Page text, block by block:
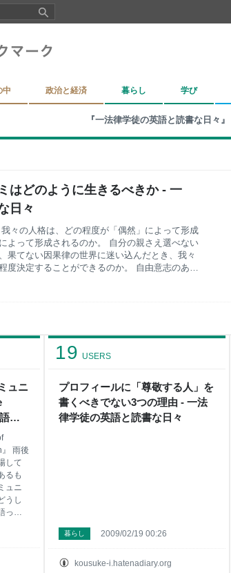
中 政治と経済 暮らし 学び
『一法律学徒の英語と読書な日々』
はどのように生きるべきか - 一
日々
々の人格は、どの程度が「偶然」によって形成
よって形成されるのか。 自分の親さえ選べない
果てない因果律の世界に迷い込んだとき、我々
度決定することができるのか。 自由意志のあず
の人格とその形成過程を、我々はどの程度理解
など、理解できるものなのか。それがどのよう
独」なのではないか。 「オンリーワン」は、分
た。 ネットが登場し、色々な「型」に
ュニ
と
雨後
して
るも
ュニ
うし
った
『オ
』
いな
プロフィールに「尊敬する人」を
書くべきでない3つの理由 - 一法
律学徒の英語と読書な日々
19 USERS
kousuke-i.hatenadiary.org
暮らし 2009/02/19 00:26